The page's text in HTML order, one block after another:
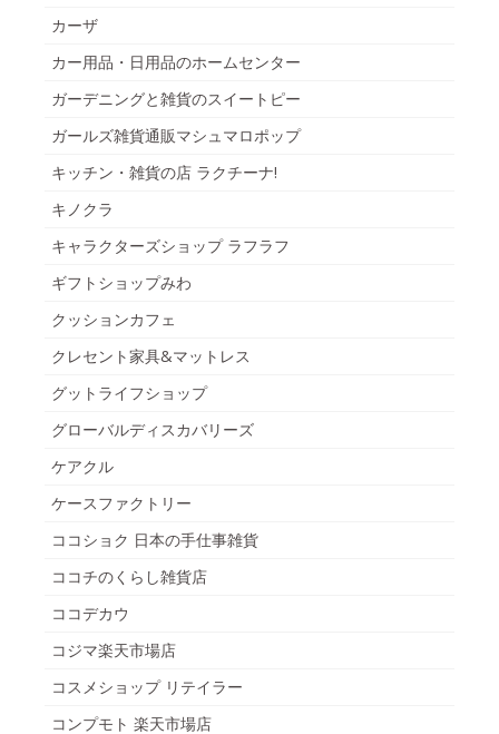
カーザ
カー用品・日用品のホームセンター
ガーデニングと雑貨のスイートピー
ガールズ雑貨通販マシュマロポップ
キッチン・雑貨の店 ラクチーナ!
キノクラ
キャラクターズショップ ラフラフ
ギフトショップみわ
クッションカフェ
クレセント家具&マットレス
グットライフショップ
グローバルディスカバリーズ
ケアクル
ケースファクトリー
ココショク 日本の手仕事雑貨
ココチのくらし雑貨店
ココデカウ
コジマ楽天市場店
コスメショップ リテイラー
コンプモト 楽天市場店